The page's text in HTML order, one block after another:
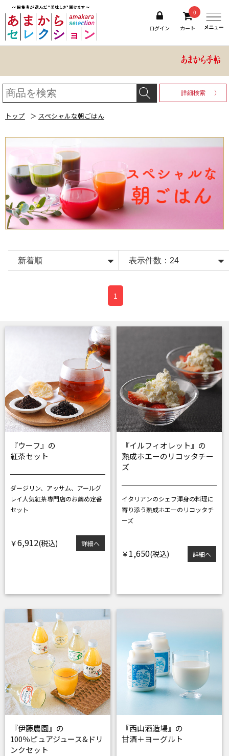
ログイン
0
カート
詳細検索
トップ ＞ スペシャルな朝ごはん
1
『ウーフ』の
紅茶セット
ダージリン、アッサム、アールグ
レイ 人気紅茶専門店のお薦め定番
セット
￥6,912 詳細へ
『イルフィオレット』の
熟成ホエーのリコッタチー
ズ
イタリアンのシェフ渾身の料理に
寄り添う熟成ホエーのリコッタチ
ーズ
￥ 1,650 詳細へ
『伊藤農園』の
100％ピュアジュース&ドリ
ンクセット
『西山酒造場』の
甘酒＋ヨーグルト